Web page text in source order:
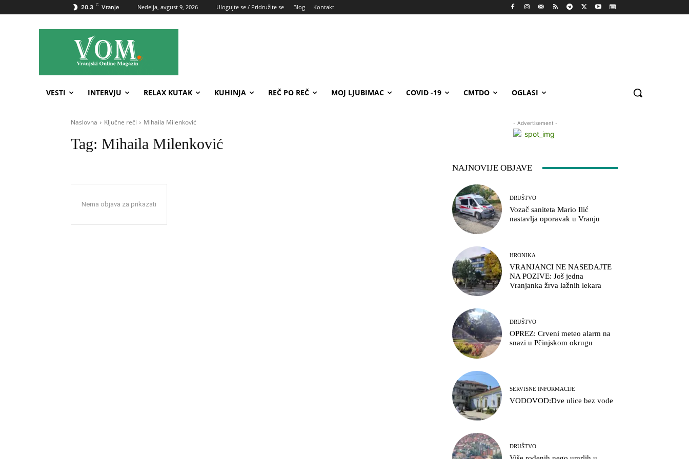
20.3 C Vranje Nedelja, avgust 9, 2026 Ulogujte se / Pridružite se Blog Kontakt
VESTI INTERVJU RELAX KUTAK KUHINJA REČ PO REČ MOJ LJUBIMAC COVID -19 CMTDO OGLASI
Naslovna Ključne reči Mihaila Milenković
Tag: Mihaila Milenković
Nema objava za prikazati
- Advertisement -
NAJNOVIJE OBJAVE
DRUŠTVO
Vozač saniteta Mario Ilić
nastavlja oporavak u Vranju
HRONIKA
VRANJANCI NE NASEDAJTE
NA POZIVE: Još jedna
Vranjanka žrva lažnih lekara
DRUŠTVO
OPREZ: Crveni meteo alarm na
snazi u Pčinjskom okrugu
SERVISNE INFORMACIJE
VODOVOD:Dve ulice bez vode
DRUŠTVO